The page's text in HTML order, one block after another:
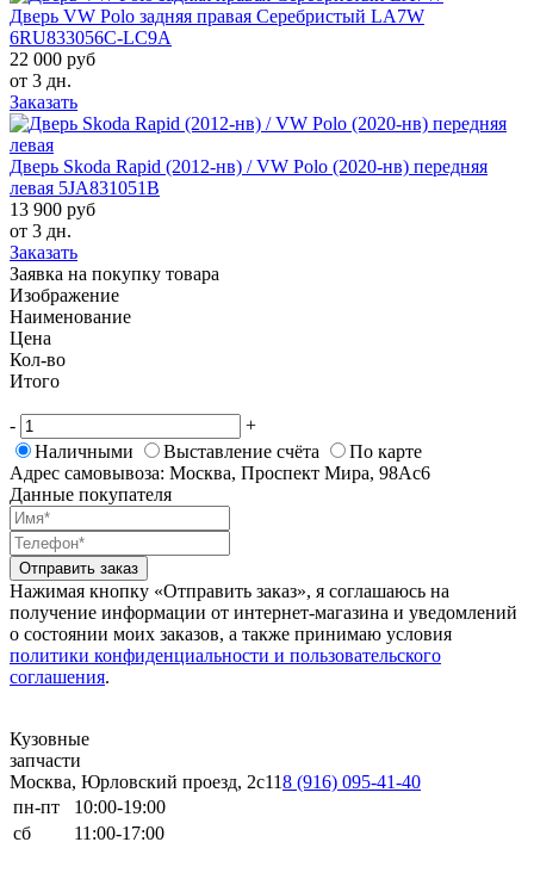
Дверь VW Polo задняя правая Серебристый LA7W
6RU833056C-LC9A
22 000 руб
от 3 дн.
Заказать
Дверь Skoda Rapid (2012-нв) / VW Polo (2020-нв) передняя
левая 5JA831051B
13 900 руб
от 3 дн.
Заказать
Заявка на покупку товара
Изображение
Наименование
Цена
Кол-во
Итого
-
+
Наличными
Выставление счёта
По карте
Адрес самовывоза: Москва, Проспект Мира, 98Ас6
Данные покупателя
Отправить заказ
Нажимая кнопку «Отправить заказ», я соглашаюсь на
получение информации от интернет-магазина и уведомлений
о состоянии моих заказов, а также принимаю условия
политики конфиденциальности и пользовательского
соглашения.
Кузовные
запчасти
Москва, Юрловский проезд, 2с118 (916) 095-41-40
пн-пт
10:00-19:00
сб
11:00-17:00